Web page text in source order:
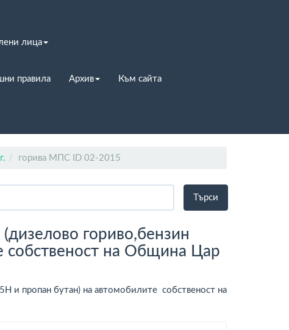
лица
правила Архив Към сайта
горива МПС ID 02-2015
гориво,бензин
собственост на Община Цар
и пропан бутан) на автомобилите собственост на